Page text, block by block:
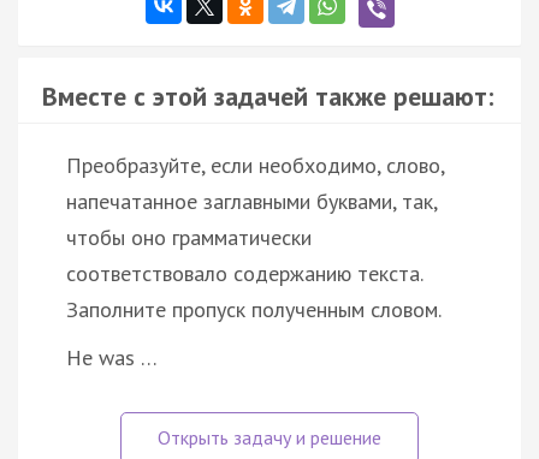
Вместе с этой задачей также решают:
Преобразуйте, если необходимо, слово,
напечатанное заглавными буквами, так,
чтобы оно грамматически
соответствовало содержанию текста.
Заполните пропуск полученным словом.
He was …